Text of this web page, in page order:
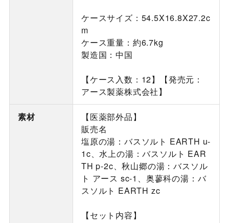
ケースサイズ：54.5X16.8X27.2c
m
ケース重量：約6.7kg
製造国：中国
【ケース入数：12】【発売元：
アース製薬株式会社】
素材
【医薬部外品】
販売名
塩原の湯：バスソルト EARTH u-
1c、水上の湯：バスソルト EAR
TH p-2c、秋山郷の湯：バスソル
ト アース sc-1、奥蓼科の湯：バ
スソルト EARTH zc
【セット内容】